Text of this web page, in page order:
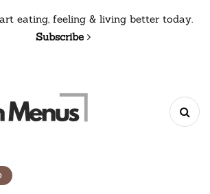
eating, feeling & living better today.
Subscribe